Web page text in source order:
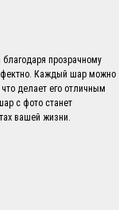
прозрачному
Каждый шар можно
делает его отличным
с фото станет
вашей жизни.